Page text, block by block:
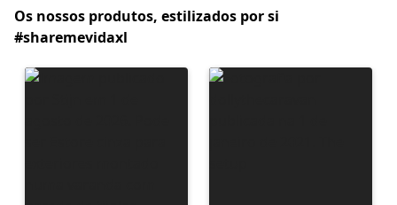
Os nossos produtos, estilizados por si
#sharemevidaxl